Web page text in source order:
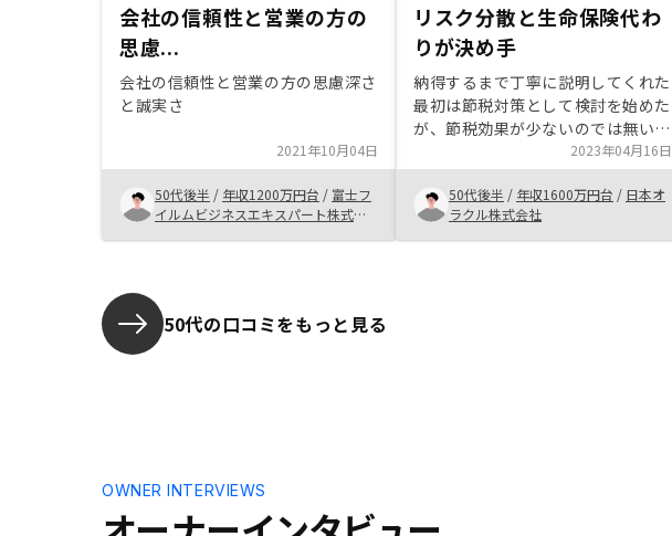
会社の信頼性と営業の方の
思慮...
会社の信頼性と営業の方の思慮深さ
と誠実さ
2021年10月04日
50代後半 / 年収1200万円台 / 富士フ
イルムビジネスエキスパート株式会
リスク分散と生命保険代わ
りが決め手
納得するまで丁寧に説明してくれた
最初は節税対策として検討を始めた
が、節税効果が少ないのでは無い
か？という問いかけに対して、既存
の投資が偏っているので、分散投資
の意味があるとか、生命保険として
の価値もあるとか色々とアドバイス
をもらい、最終的には営業の人柄が
2023年04月16日
50代後半 / 年収1600万円台 / 日本オ
ラクル株式会社
50代の口コミをもっと見る
OWNER INTERVIEWS